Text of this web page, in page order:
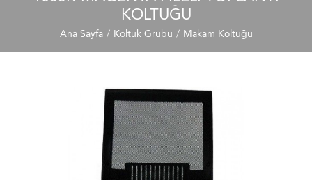
KOLTUĞU
Ana Sayfa Koltuk Grubu Makam Koltuğu